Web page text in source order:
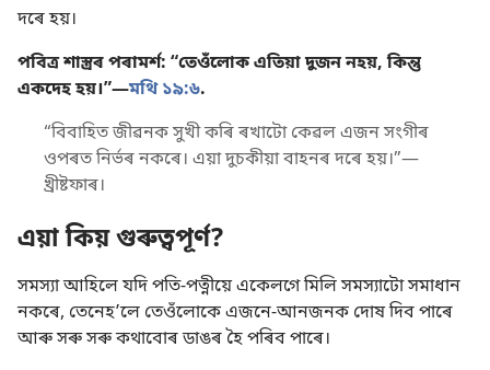
দৰে হয়।
পবিত্ৰ শাস্ত্ৰৰ পৰামৰ্শ: “তেওঁলোক এতিয়া দুজন নহয়, কিন্তু
একদেহ হয়।”—মথি ১৯:৬.
“বিবাহিত জীৱনক সুখী কৰি ৰখাটো কেৱল এজন সংগীৰ
ওপৰত নিৰ্ভৰ নকৰে। এয়া দুচকীয়া বাহনৰ দৰে হয়।”—
খ্ৰীষ্টফাৰ।
এয়া কিয় গুৰুত্বপূৰ্ণ?
সমস্যা আহিলে যদি পতি-পত্নীয়ে একেলগে মিলি সমস্যাটো সমাধান
নকৰে, তেনেহʼলে তেওঁলোকে এজনে-আনজনক দোষ দিব পাৰে
আৰু সৰু সৰু কথাবোৰ ডাঙৰ হৈ পৰিব পাৰে।